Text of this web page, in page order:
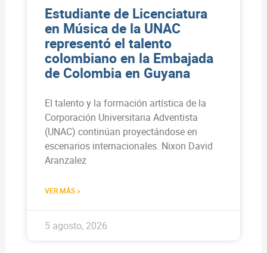
Estudiante de Licenciatura
en Música de la UNAC
representó el talento
colombiano en la Embajada
de Colombia en Guyana
El talento y la formación artística de la
Corporación Universitaria Adventista
(UNAC) continúan proyectándose en
escenarios internacionales. Nixon David
Aranzalez
VER MÁS »
5 agosto, 2026